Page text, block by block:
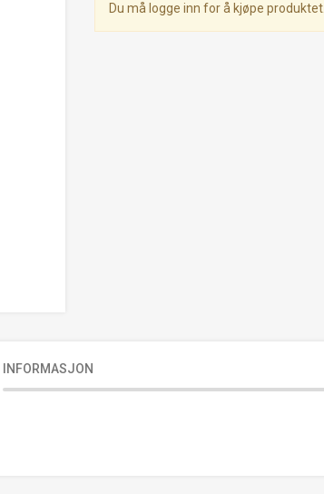
Du må logge inn for å kjøpe produktet.
INFORMASJON